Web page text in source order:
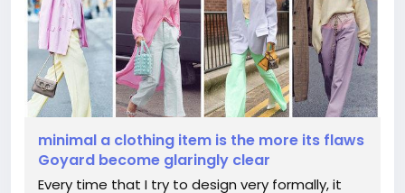
minimal a clothing item is the more its flaws
Goyard become glaringly clear
Every time that I try to design very formally, it